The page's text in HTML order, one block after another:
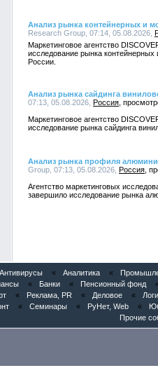
Анализ рынка контейнерных и
Research Group, 07:14, 05.08.2026,
Маркетинговое агентство
исследование рынка
России.
Анализ рынка сайдинга
07:13, 05.08.2026, Россия
Маркетинговое агентство
исследование рынка сайдинга
Анализ рынка профиля
Group, 07:13, 05.08.2026, Россия
Агентство маркетинговых
завершило исследование рынка
Антивирусы « Аналитика «
« Банки « Пенсионный фонд
« Реклама, PR « Деловое «
« Семинары « РуНет, Web «
Прочие